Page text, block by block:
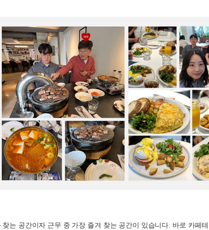
는 공간이자 근무 중 가장 즐겨 찾는 공간이 있습니다. 바로 카페